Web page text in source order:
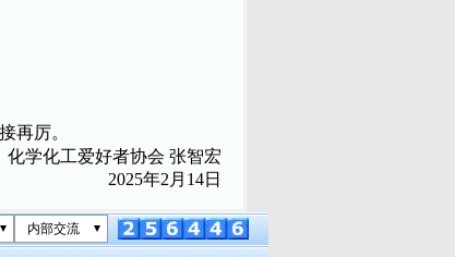
再厉。
化学化工爱好者协会 张智宏
2025年2月14日
内部交流